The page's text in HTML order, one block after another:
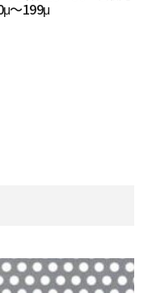
30 510
～199μ